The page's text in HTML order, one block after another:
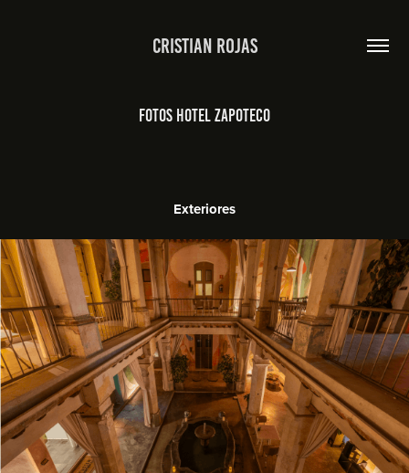
Cristian Rojas
Fotos Hotel Zapoteco
Exteriores